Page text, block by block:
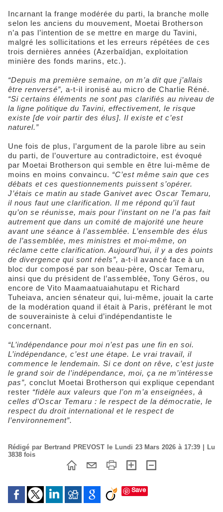
Incarnant la frange modérée du parti, la branche molle
selon les anciens du mouvement, Moetai Brotherson
n’a pas l’intention de se mettre en marge du Tavini,
malgré les sollicitations et les erreurs répétées de ces
trois dernières années (Azerbaïdjan, exploitation
minière des fonds marins, etc.).
“Depuis ma première semaine, on m’a dit que j’allais
être renversé”, a-t-il ironisé au micro de Charlie Réné.
“Si certains éléments ne sont pas clarifiés au niveau de
la ligne politique du Tavini, effectivement, le risque
existe [de voir partir des élus]. Il existe et c’est
naturel.”
Une fois de plus, l’argument de la parole libre au sein
du parti, de l’ouverture au contradictoire, est évoqué
par Moetai Brotherson qui semble en être lui-même de
moins en moins convaincu. “C’est même sain que ces
débats et ces questionnements puissent s’opérer.
J’étais ce matin au stade Ganivet avec Oscar Temaru,
il nous faut une clarification. Il me répond qu’il faut
qu’on se réunisse, mais pour l’instant on ne l’a pas fait
autrement que dans un comité de majorité une heure
avant une séance à l’assemblée. L’ensemble des élus
de l’assemblée, mes ministres et moi-même, on
réclame cette clarification. Aujourd’hui, il y a des points
de divergence qui sont réels”, a-t-il avancé face à un
bloc dur composé par son beau-père, Oscar Temaru,
ainsi que du président de l’assemblée, Tony Géros, ou
encore de Vito Maamaatuaiahutapu et Richard
Tuheiava, ancien sénateur qui, lui-même, jouait la carte
de la modération quand il était à Paris, préférant le mot
de souverainiste à celui d’indépendantiste le
concernant.
“L’indépendance pour moi n’est pas une fin en soi.
L’indépendance, c’est une étape. Le vrai travail, il
commence le lendemain. Si ce dont on rêve, c’est juste
le grand soir de l’indépendance, moi, ça ne m’intéresse
pas”, conclut Moetai Brotherson qui explique cependant
rester “fidèle aux valeurs que l’on m’a enseignées, à
celles d’Oscar Temaru : le respect de la démocratie, le
respect du droit international et le respect de
l’environnement”.
Rédigé par Bertrand PREVOST le Lundi 23 Mars 2026 à 17:39 | Lu
3838 fois
Save